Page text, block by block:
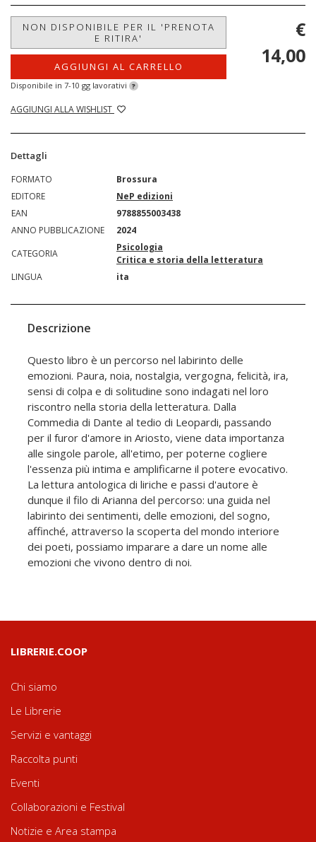
NON DISPONIBILE PER IL 'PRENOTA
E RITIRA'
AGGIUNGI AL CARRELLO
Disponibile in 7-10 gg lavorativi ?
AGGIUNGI ALLA WISHLIST
€
14,00
Dettagli
FORMATO
Brossura
EDITORE
NeP edizioni
EAN
9788855003438
ANNO PUBBLICAZIONE
2024
CATEGORIA
Psicologia
Critica e storia della letteratura
LINGUA
ita
Descrizione
Questo libro è un percorso nel labirinto delle
emozioni. Paura, noia, nostalgia, vergogna, felicità, ira,
sensi di colpa e di solitudine sono indagati nel loro
riscontro nella storia della letteratura. Dalla
Commedia di Dante al tedio di Leopardi, passando
per il furor d'amore in Ariosto, viene data importanza
alle singole parole, all'etimo, per poterne cogliere
l'essenza più intima e amplificarne il potere evocativo.
La lettura antologica di liriche e passi d'autore è
dunque il filo di Arianna del percorso: una guida nel
labirinto dei sentimenti, delle emozioni, del sogno,
affinché, attraverso la scoperta del mondo interiore
dei poeti, possiamo imparare a dare un nome alle
emozioni che vivono dentro di noi.
LIBRERIE.COOP
Chi siamo
Le Librerie
Servizi e vantaggi
Raccolta punti
Eventi
Collaborazioni e Festival
Notizie e Area stampa